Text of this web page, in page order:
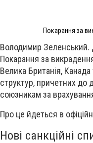
Покарання за
Володимир Зеленський.
Покарання за
Велика Британія,
структур, причетних до
союзникам за
Про це йдеться в
Нові санкційні